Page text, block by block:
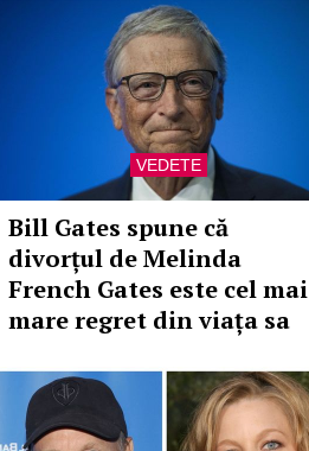
VEDETE
Bill Gates spune că
divorțul de Melinda
French Gates este cel mai
mare regret din viața sa